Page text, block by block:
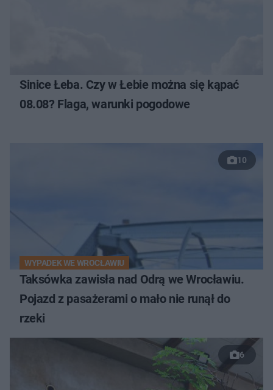
Sinice Łeba. Czy w Łebie można się kąpać
08.08? Flaga, warunki pogodowe
10
WYPADEK WE WROCŁAWIU
Taksówka zawisła nad Odrą we Wrocławiu.
Pojazd z pasażerami o mało nie runął do
rzeki
6